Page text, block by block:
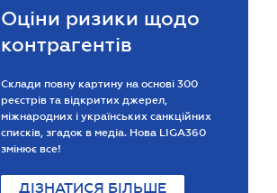
Оціни ризики щодо
контрагентів
Склади повну картину на основі 300
реєстрів та відкритих джерел,
міжнародних і українських санкційних
списків, згадок в медіа. Нова LIGA360
змінює все!
ДІЗНАТИСЯ БІЛЬШЕ